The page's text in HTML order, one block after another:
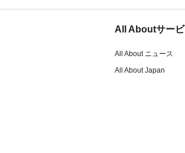
All Aboutサー
All About ニュース
All About Japan